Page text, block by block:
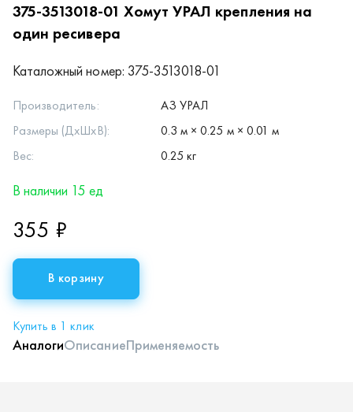
375-3513018-01 Хомут УРАЛ крепления на
один ресивера
Каталожный номер: 375-3513018-01
Производитель:
АЗ УРАЛ
Размеры (ДхШхВ):
0.3 м × 0.25 м × 0.01 м
Вес:
0.25 кг
В наличии 15 ед
355 ₽
В корзину
Купить в 1 клик
АналогиОписаниеПрименяемость